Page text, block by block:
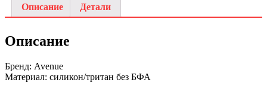
Описание Детали
Описание
Бренд: Avenue
Материал: силикон/тритан без БФА